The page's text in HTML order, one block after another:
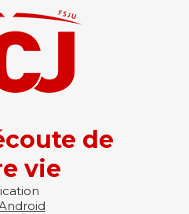
de
vie